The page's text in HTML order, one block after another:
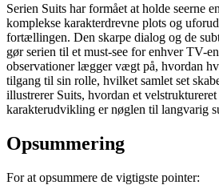
Serien Suits har formået at holde seerne
komplekse karakterdrevne plots og
fortællingen. Den skarpe dialog og de
gør serien til et must-see for enhver TV-
observationer lægger vægt på, hvordan
tilgang til sin rolle, hvilket samlet set
illustrerer Suits, hvordan et
karakterudvikling er nøglen til langvarig
Opsummering
For at opsummere de vigtigste pointer: